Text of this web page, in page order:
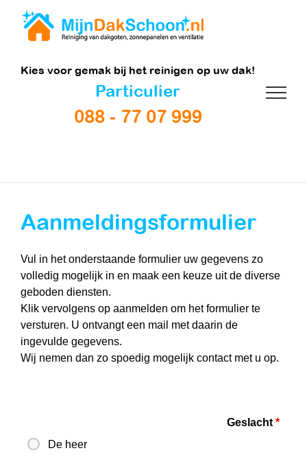
inhoud
Kies voor gemak bij het reinigen op uw dak!
Particulier
088 - 77 07 999
Aanmeldingsformulier
Vul in het onderstaande formulier uw gegevens zo
volledig mogelijk in en maak een keuze uit de diverse
geboden diensten.
Klik vervolgens op aanmelden om het formulier te
versturen. U ontvangt een mail met daarin de
ingevulde gegevens.
Wij nemen dan zo spoedig mogelijk contact met u op.
Geslacht *
De heer